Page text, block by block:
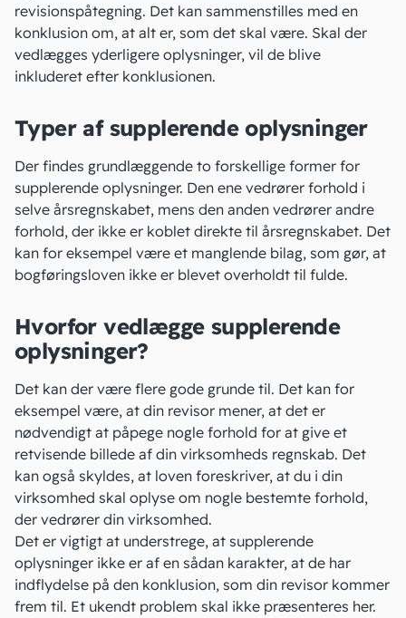
revisionspåtegning. Det kan sammenstilles med en
konklusion om, at alt er, som det skal være. Skal der
vedlægges yderligere oplysninger, vil de blive
inkluderet efter konklusionen.
Typer af supplerende oplysninger
Der findes grundlæggende to forskellige former for
supplerende oplysninger. Den ene vedrører forhold i
selve årsregnskabet, mens den anden vedrører andre
forhold, der ikke er koblet direkte til årsregnskabet. Det
kan for eksempel være et manglende bilag, som gør, at
bogføringsloven ikke er blevet overholdt til fulde.
Hvorfor vedlægge supplerende
oplysninger?
Det kan der være flere gode grunde til. Det kan for
eksempel være, at din revisor mener, at det er
nødvendigt at påpege nogle forhold for at give et
retvisende billede af din virksomheds regnskab. Det
kan også skyldes, at loven foreskriver, at du i din
virksomhed skal oplyse om nogle bestemte forhold,
der vedrører din virksomhed.
Det er vigtigt at understrege, at supplerende
oplysninger ikke er af en sådan karakter, at de har
indflydelse på den konklusion, som din revisor kommer
frem til. Et ukendt problem skal ikke præsenteres her.